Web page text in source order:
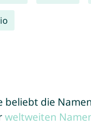
beliebt die
weltweiten